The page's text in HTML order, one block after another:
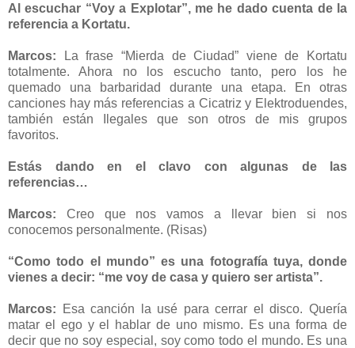
Al escuchar “Voy a Explotar”, me he dado cuenta de la
referencia a Kortatu.
Marcos: La frase “Mierda de Ciudad” viene de Kortatu
totalmente. Ahora no los escucho tanto, pero los he
quemado una barbaridad durante una etapa. En otras
canciones hay más referencias a Cicatriz y Elektroduendes,
también están Ilegales que son otros de mis grupos
favoritos.
Estás dando en el clavo con algunas de las
referencias…
Marcos: Creo que nos vamos a llevar bien si nos
conocemos personalmente. (Risas)
“Como todo el mundo” es una fotografía tuya, donde
vienes a decir: “me voy de casa y quiero ser artista”.
Marcos: Esa canción la usé para cerrar el disco. Quería
matar el ego y el hablar de uno mismo. Es una forma de
decir que no soy especial, soy como todo el mundo. Es una